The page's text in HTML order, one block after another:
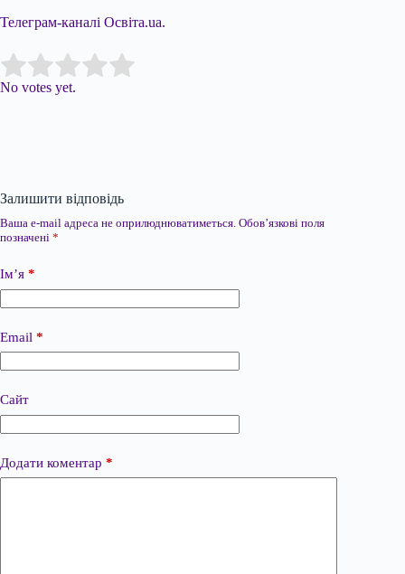
Телеграм-каналі Освіта.ua.
Rate this item:
No votes yet.
Залишити відповідь
Ваша e-mail адреса не оприлюднюватиметься. Обов’язкові поля
позначені *
Ім’я *
Email *
Сайт
Додати коментар *